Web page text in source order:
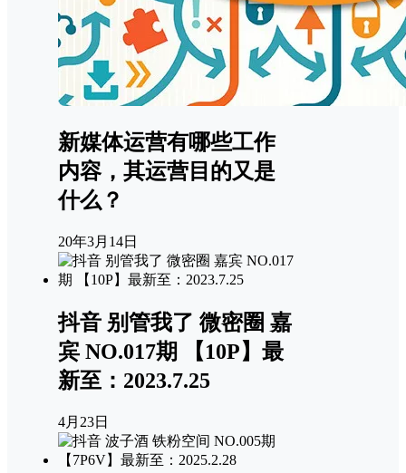
新媒体运营有哪些工作
内容，其运营目的又是
什么？
20年3月14日
抖音 别管我了 微密圈 嘉
宾 NO.017期 【10P】最
新至：2023.7.25
4月23日